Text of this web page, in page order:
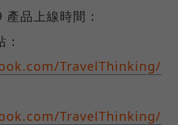
品上線時間：
TravelThinking/
TravelThinking/